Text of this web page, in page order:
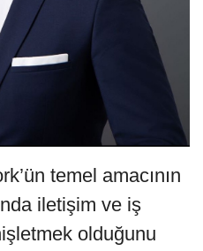
temel amacının
iletişim ve iş
olduğunu